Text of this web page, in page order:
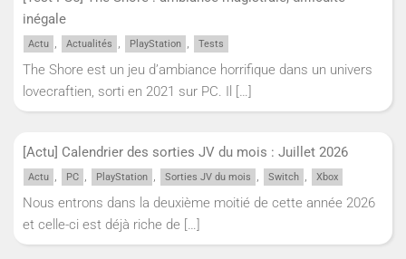
inégale
Actu , Actualités , PlayStation , Tests
The Shore est un jeu d’ambiance horrifique dans un univers
lovecraftien, sorti en 2021 sur PC. Il
[…]
[Actu] Calendrier des sorties JV du mois : Juillet 2026
Actu , PC , PlayStation , Sorties JV du mois , Switch , Xbox
Nous entrons dans la deuxième moitié de cette année 2026
et celle-ci est déjà riche de […]